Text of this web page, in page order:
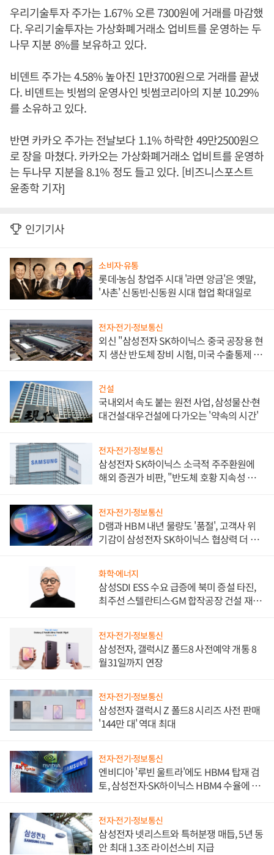
우리기술투자 주가는 1.67% 오른 7300원에 거래를 마감했
다. 우리기술투자는 가상화폐거래소 업비트를 운영하는 두
나무 지분 8%를 보유하고 있다.
비덴트 주가는 4.58% 높아진 1만3700원으로 거래를 끝냈
다. 비덴트는 빗썸의 운영사인 빗썸코리아의 지분 10.29%
를 소유하고 있다.
반면 카카오 주가는 전날보다 1.1% 하락한 49만2500원으
로 장을 마쳤다. 카카오는 가상화폐거래소 업비트를 운영하
는 두나무 지분을 8.1% 정도 들고 있다. [비즈니스포스트
윤종학 기자]
인기기사
소비자·유통
롯데·농심 창업주 시대 '라면 앙금'은 옛말,
'사촌' 신동빈·신동원 시대 협업 확대일로
전자·전기·정보통신
외신 "삼성전자 SK하이닉스 중국 공장용 현
지 생산 반도체 장비 시험, 미국 수출통제 대
건설
국내외서 속도 붙는 원전 사업, 삼성물산·현
대건설·대우건설에 다가오는 '약속의 시간'
전자·전기·정보통신
삼성전자 SK하이닉스 소극적 주주환원에
해외 증권가 비판, "반도체 호황 지속성 의
전자·전기·정보통신
D램과 HBM 내년 물량도 '품절', 고객사 위
기감이 삼성전자 SK하이닉스 협상력 더 키
화학·에너지
삼성SDI ESS 수요 급증에 북미 증설 타진,
최주선 스텔란티스·GM 합작공장 건설 재추
전자·전기·정보통신
삼성전자, 갤럭시Z 폴드8 사전예약 개통 8
월31일까지 연장
전자·전기·정보통신
삼성전자 갤럭시 Z 폴드8 시리즈 사전 판매
'144만 대' 역대 최대
전자·전기·정보통신
엔비디아 '루빈 울트라'에도 HBM4 탑재 검
토, 삼성전자·SK하이닉스 HBM4 수율에 주
전자·전기·정보통신
삼성전자 넷리스트와 특허분쟁 매듭, 5년 동
안 최대 1.3조 라이선스비 지급